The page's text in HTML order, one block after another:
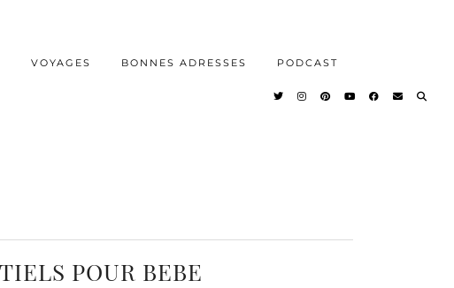
VOYAGES BONNES ADRESSES PODCAST
POUR BEBE